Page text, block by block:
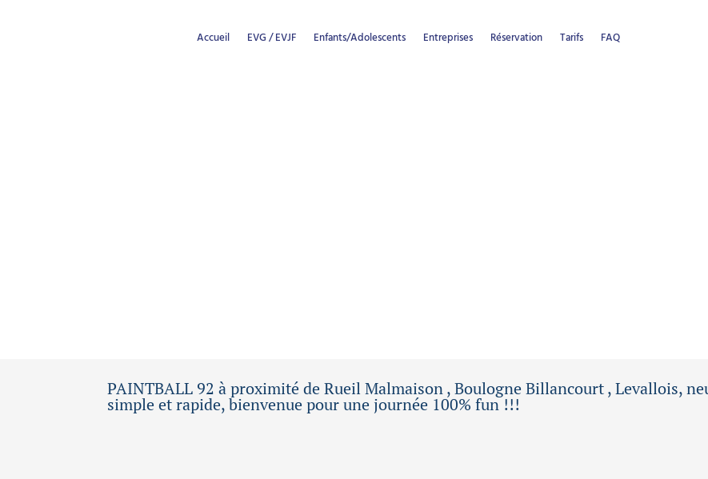
Accueil EVG / EVJF Enfants/Adolescents Entreprises Réservation Tarifs FAQ
PAINTBALL 92 à proximité de Rueil Malmaison , Boulogne Billancourt , Levallois,
simple et rapide, bienvenue pour une journée 100% fun !!!